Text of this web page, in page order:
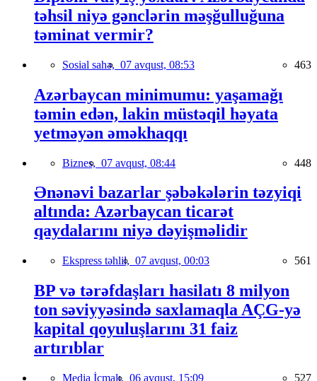
təhsil niyə gənclərin məşğulluğuna
təminat vermir?
Sosial sahə, 07 avqust, 08:53 463
Azərbaycan minimumu: yaşamağı
təmin edən, lakin müstəqil həyata
yetməyən əməkhaqqı
Biznes, 07 avqust, 08:44 448
Ənənəvi bazarlar şəbəkələrin təzyiqi
altında: Azərbaycan ticarət
qaydalarını niyə dəyişməlidir
Ekspress təhlil, 07 avqust, 00:03 561
BP və tərəfdaşları hasilatı 8 milyon
ton səviyyəsində saxlamaqla AÇG-yə
kapital qoyuluşlarını 31 faiz
artırıblar
Media İcmalı, 06 avqust, 15:09 527